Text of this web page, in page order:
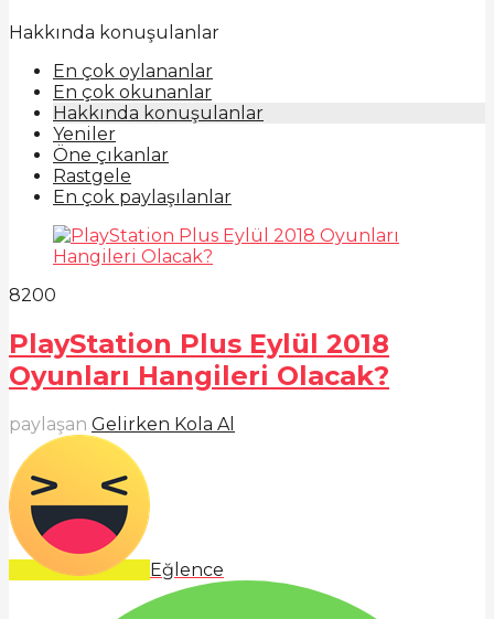
Hakkında konuşulanlar
En çok oylananlar
En çok okunanlar
Hakkında konuşulanlar
Yeniler
Öne çıkanlar
Rastgele
En çok paylaşılanlar
8200
PlayStation Plus Eylül 2018
Oyunları Hangileri Olacak?
paylaşan Gelirken Kola Al
Eğlence